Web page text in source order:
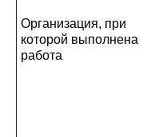
Организация, при
которой выполнена
работа